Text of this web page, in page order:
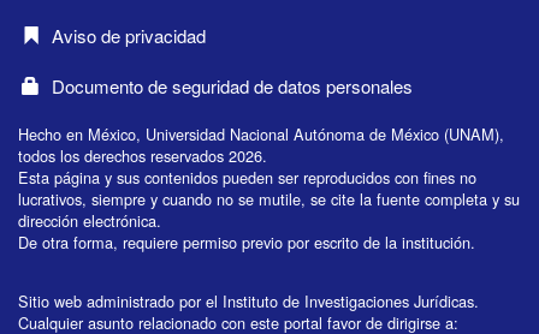
Aviso de privacidad
Documento de seguridad de datos personales
Hecho en México, Universidad Nacional Autónoma de México (UNAM),
todos los derechos reservados 2026.
Esta página y sus contenidos pueden ser reproducidos con fines no
lucrativos, siempre y cuando no se mutile, se cite la fuente completa y su
dirección electrónica.
De otra forma, requiere permiso previo por escrito de la institución.
Sitio web administrado por el Instituto de Investigaciones Jurídicas.
Cualquier asunto relacionado con este portal favor de dirigirse a: